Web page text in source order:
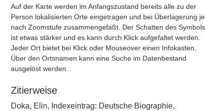
Auf der Karte werden im Anfangszustand bereits alle zu der
Person lokalisierten Orte eingetragen und bei Überlagerung je
nach Zoomstufe zusammengefaßt. Der Schatten des Symbols
ist etwas stärker und es kann durch Klick aufgefaltet werden.
Jeder Ort bietet bei Klick oder Mouseover einen Infokasten.
Über den Ortsnamen kann eine Suche im Datenbestand
ausgelöst werden.
Zitierweise
Doka, Elin, Indexeintrag: Deutsche Biographie,